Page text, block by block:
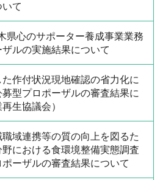
て
県心のサポーター養成事業業務
ルの実施結果について
作付状況現地確認の省力化に
型プロポーザルの審査結果に
生協議会）
域連携等の質の向上を図るた
における食環境整備実態調査
ーザルの審査結果について